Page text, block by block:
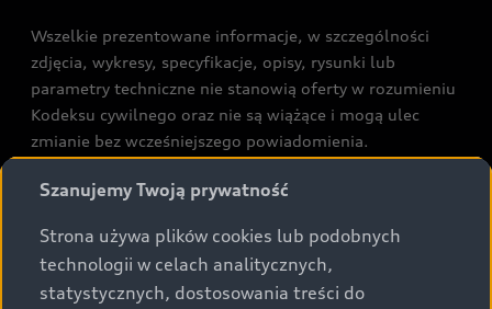
Wszelkie prezentowane informacje, w szczególności
zdjęcia, wykresy, specyfikacje, opisy, rysunki lub
parametry techniczne nie stanowią oferty w rozumieniu
Kodeksu cywilnego oraz nie są wiążące i mogą ulec
zmianie bez wcześniejszego powiadomienia.
rozumieniu art. 5561§2 Kodeksu cywilnego oraz art.
Podane kwoty są rekomendowane i obejmują podatek
VAT (23%), chyba że inaczej zaznaczono.
Szanujemy Twoją prywatność
Strona używa plików cookies lub podobnych
technologii w celach analitycznych,
statystycznych, dostosowania treści do